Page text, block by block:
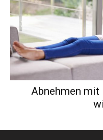
Abnehmen mit